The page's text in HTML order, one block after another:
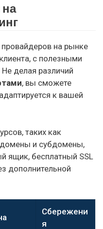
на рынке
с полезными
делая различий
, вы сможете
к вашей
таких как
домены и субдомены,
ящик, бесплатный SSL
дополнительной
Сбережени
я